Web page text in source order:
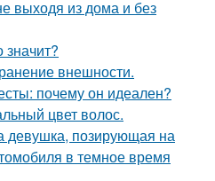
выходя из дома и без
значит?
внешности.
почему он идеален?
цвет волос.
девушка, позирующая на
в темное время